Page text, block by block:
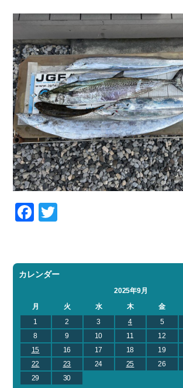
Facebook
カレンダー
2025年9月
月
火 水 木 金
1
2 3 4 5
8
9 10 11 12
15
16 17 18 19
22
23 24 25 26
29
30